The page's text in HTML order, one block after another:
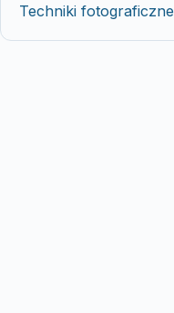
Techniki fotograficzne